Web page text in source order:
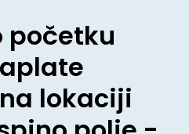
početku
lokaciji